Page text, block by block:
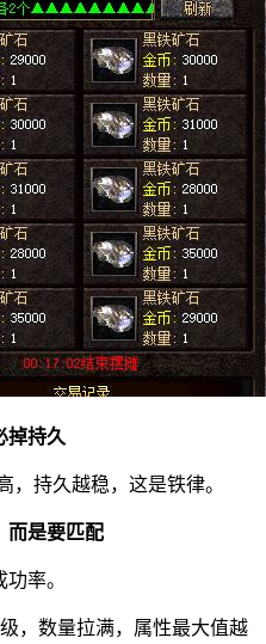
掉持久
，持久越稳，这是铁律。
而是要匹配
率。
，数量拉满，属性最大值越